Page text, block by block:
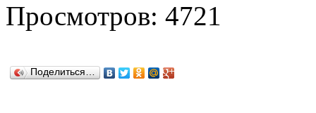
Просмотров: 4721
Поделиться…